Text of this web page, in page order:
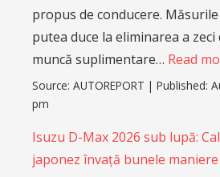
caracteristicile spartane de
confortului modern. Proaspăt